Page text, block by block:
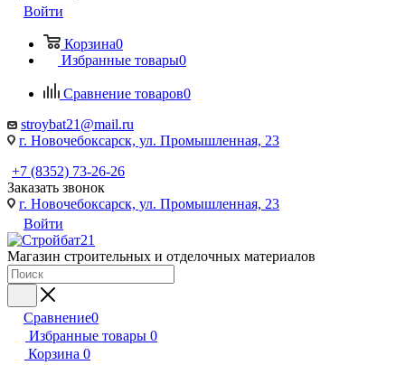
Войти
Корзина0
Избранные товары0
Сравнение товаров0
stroybat21@mail.ru
г. Новочебоксарск, ул. Промышленная, 23
+7 (8352) 73-26-26
Заказать звонок
г. Новочебоксарск, ул. Промышленная, 23
Войти
Магазин строительных и отделочных материалов
Сравнение0
Избранные товары 0
Корзина 0